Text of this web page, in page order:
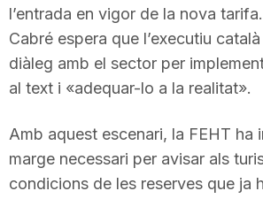
l’entrada en vigor de la nova
Cabré espera que l’executiu
diàleg amb el sector per
al text i «adequar-lo a la realitat».
Amb aquest escenari, la FEHT ha
marge necessari per avisar als
condicions de les reserves que ja